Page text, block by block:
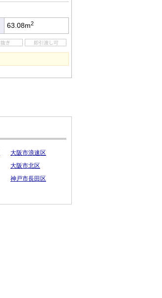
63.08m2
大阪市浪速区
大阪市北区
神戸市長田区